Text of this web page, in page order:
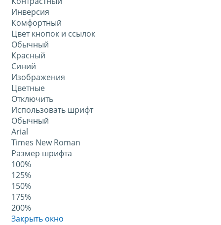
Инверсия
Комфортный
Цвет кнопок и ссылок
Обычный
Красный
Синий
Изображения
Цветные
Отключить
Использовать шрифт
Обычный
Arial
Times New Roman
Размер шрифта
100%
125%
150%
175%
200%
Закрыть окно